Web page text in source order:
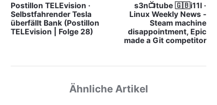
Postillon TELEvision ·
Selbstfahrender Tesla
überfällt Bank (Postillon
TELEvision | Folge 28)
s3n📺tube 🇬🇧i11l ·
Linux Weekly News -
Steam machine
disappointment, Epic
made a Git competitor
Ähnliche Artikel